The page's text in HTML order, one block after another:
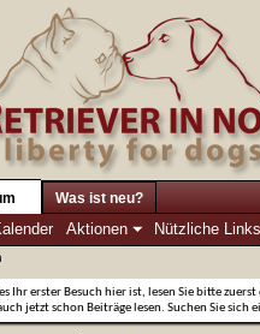
Aktionen Nützliche Links
Was ist neu?
Ihr erster Besuch hier ist, lesen Sie bitte zuerst
jetzt schon Beiträge lesen. Suchen Sie sich